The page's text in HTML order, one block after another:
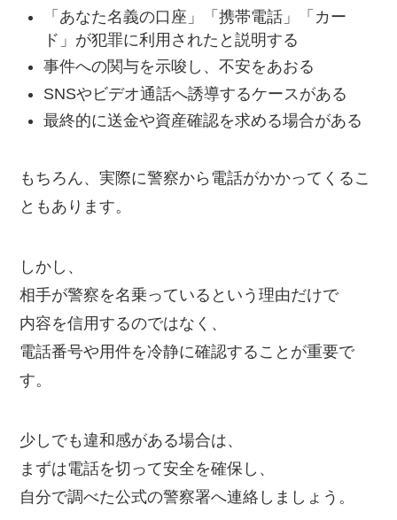
「あなた名義の口座」「携帯電話」「カー
ド」が犯罪に利用されたと説明する
事件への関与を示唆し、不安をあおる
SNSやビデオ通話へ誘導するケースがある
最終的に送金や資産確認を求める場合がある
もちろん、実際に警察から電話がかかってくるこ
ともあります。
しかし、
相手が警察を名乗っているという理由だけで
内容を信用するのではなく、
電話番号や用件を冷静に確認することが重要で
す。
少しでも違和感がある場合は、
まずは電話を切って安全を確保し、
自分で調べた公式の警察署へ連絡しましょう。